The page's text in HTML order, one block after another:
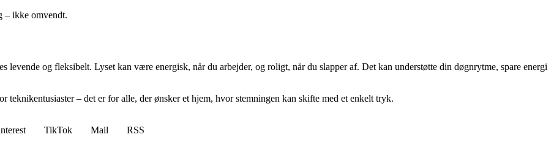
– ikke omvendt.
levende og fleksibelt. Lyset kan være energisk, når du arbejder, og roligt, når du slapper af. Det kan understøtte din døgnrytme, spare energi
– det er for alle, der ønsker et hjem, hvor stemningen kan skifte med et enkelt tryk.
TikTok Mail
RSS